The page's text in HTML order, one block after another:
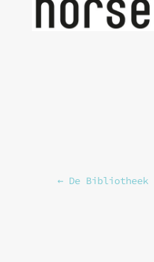
← De Bibliotheek